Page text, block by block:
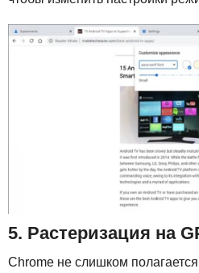
5. Растеризация на
Chrome не слишком